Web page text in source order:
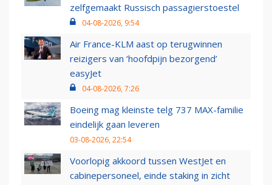
zelfgemaakt Russisch passagierstoestel
04-08-2026, 9:54
Air France-KLM aast op terugwinnen
reizigers van ‘hoofdpijn bezorgend’
easyJet
04-08-2026, 7:26
Boeing mag kleinste telg 737 MAX-familie
eindelijk gaan leveren
03-08-2026, 22:54
Voorlopig akkoord tussen WestJet en
cabinepersoneel, einde staking in zicht